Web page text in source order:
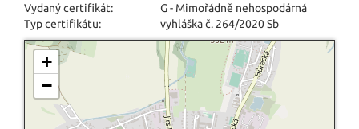
Vydaný certifikát:
G - Mimořádně nehospodárná
Typ certifikátu:
vyhláška č. 264/2020 Sb
+
−